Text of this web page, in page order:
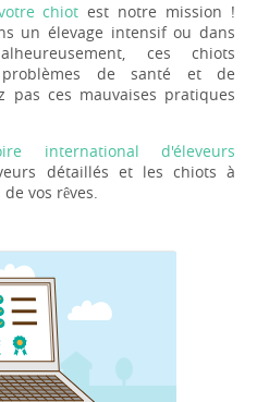
chiot est notre mission !
un élevage intensif ou dans
ces chiots
de santé et de
pas ces mauvaises pratiques
international d'éleveurs
détaillés et les chiots à
vos rêves.